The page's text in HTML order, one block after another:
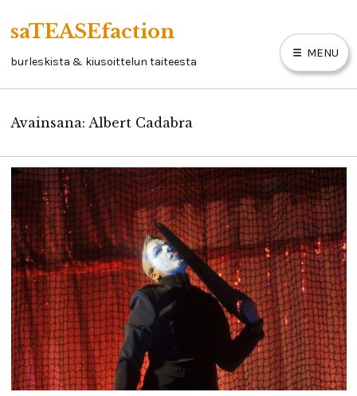
content
saTEASEfaction
burleskista & kiusoittelun taiteesta
MENU
ARTIKKELIT
LINKKEJÄ
YHTEYSTIEDOT
Avainsana: Albert Cadabra